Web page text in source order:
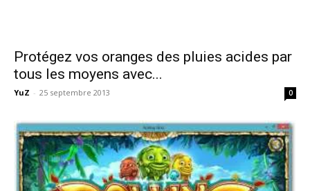
Protégez vos oranges des pluies acides par
tous les moyens avec...
YuZ - 25 septembre 2013 0